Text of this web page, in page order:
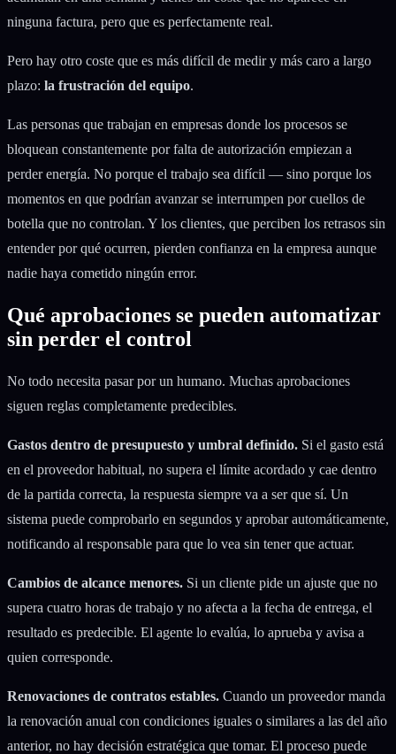
ninguna factura, pero que es perfectamente real.
Pero hay otro coste que es más difícil de medir y más caro a largo
plazo: la frustración del equipo.
Las personas que trabajan en empresas donde los procesos se
bloquean constantemente por falta de autorización empiezan a
perder energía. No porque el trabajo sea difícil — sino porque los
momentos en que podrían avanzar se interrumpen por cuellos de
botella que no controlan. Y los clientes, que perciben los retrasos sin
entender por qué ocurren, pierden confianza en la empresa aunque
nadie haya cometido ningún error.
Qué aprobaciones se pueden automatizar
sin perder el control
No todo necesita pasar por un humano. Muchas aprobaciones
siguen reglas completamente predecibles.
Gastos dentro de presupuesto y umbral definido. Si el gasto está
en el proveedor habitual, no supera el límite acordado y cae dentro
de la partida correcta, la respuesta siempre va a ser que sí. Un
sistema puede comprobarlo en segundos y aprobar automáticamente,
notificando al responsable para que lo vea sin tener que actuar.
Cambios de alcance menores. Si un cliente pide un ajuste que no
supera cuatro horas de trabajo y no afecta a la fecha de entrega, el
resultado es predecible. El agente lo evalúa, lo aprueba y avisa a
quien corresponde.
Renovaciones de contratos estables. Cuando un proveedor manda
la renovación anual con condiciones iguales o similares a las del año
anterior, no hay decisión estratégica que tomar. El proceso puede